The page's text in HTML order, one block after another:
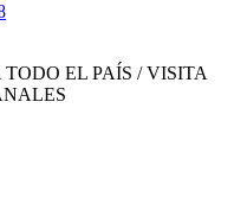
EL PAÍS / VISITA